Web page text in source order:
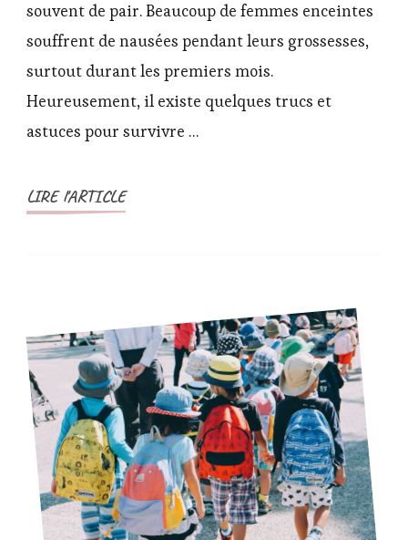
nausées
de
la
grossesse
souvent de pair. Beaucoup de femmes enceintes
souffrent de nausées pendant leurs grossesses,
surtout durant les premiers mois.
Heureusement, il existe quelques trucs et
astuces pour survivre …
LIRE l'ARTICLE